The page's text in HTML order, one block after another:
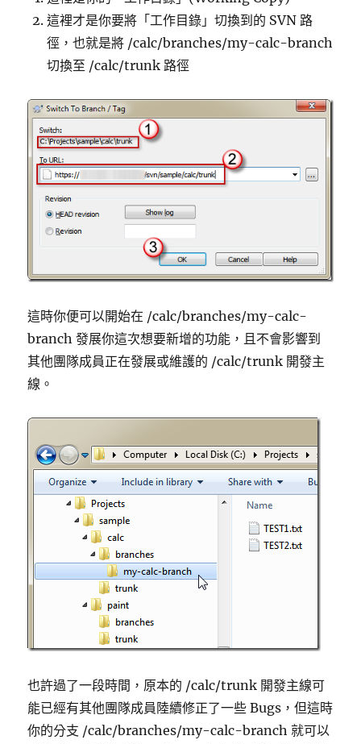
這裡才是你要將「工作目錄」切換到的 SVN 路
徑，也就是將 /calc/branches/my-calc-branch
切換至 /calc/trunk 路徑
這時你便可以開始在 /calc/branches/my-calc-
branch 發展你這次想要新增的功能，且不會影響到
其他團隊成員正在發展或維護的 /calc/trunk 開發主
線。
也許過了一段時間，原本的 /calc/trunk 開發主線可
能已經有其他團隊成員陸續修正了一些 Bugs，但這時
你的分支 /calc/branches/my-calc-branch 就可以